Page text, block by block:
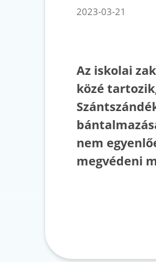
2023-03-21
Az iskolai
közé
nem
megvédeni